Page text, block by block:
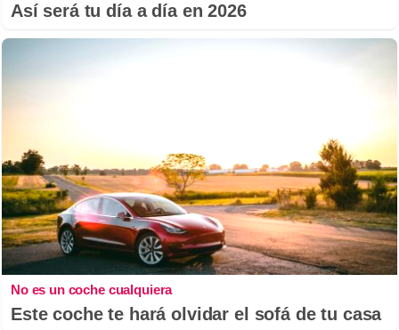
Así será tu día a día en 2026
No es un coche cualquiera
Este coche te hará olvidar el sofá de tu casa